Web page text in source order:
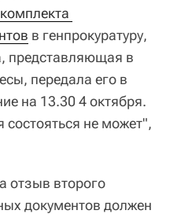
в генпрокуратуру,
представляющая в
передала его в
на 13.30 4 октября.
состояться не может",
отзыв второго
документов должен